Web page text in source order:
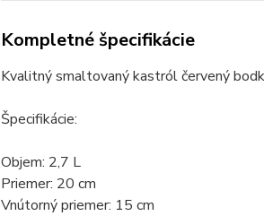
Kompletné špecifikácie
Kvalitný smaltovaný kastról červený
Špecifikácie:
Objem: 2,7 L
Priemer: 20 cm
Vnútorný priemer: 15 cm